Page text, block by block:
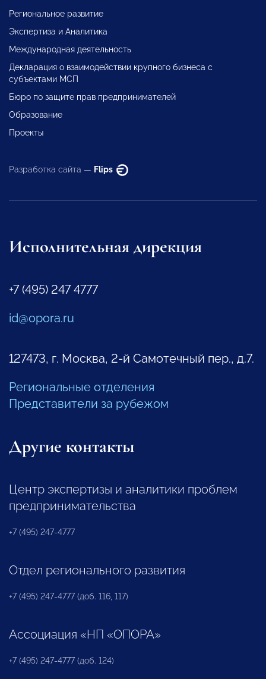
Региональное развитие
Экспертиза и Аналитика
Международная деятельность
Декларация о взаимодействии крупного бизнеса с
субъектами МСП
Бюро по защите прав предпринимателей
Образование
Проекты
Разработка сайта — Flips
Исполнительная дирекция
+7 (495) 247 4777
id@opora.ru
127473, г. Москва, 2-й Самотечный пер., д.7.
Региональные отделения
Представители за рубежом
Другие контакты
Центр экспертизы и аналитики проблем
предпринимательства
+7 (495) 247-4777
Отдел регионального развития
+7 (495) 247-4777 (доб. 116, 117)
Ассоциация «НП «ОПОРА»
+7 (495) 247-4777 (доб. 124)